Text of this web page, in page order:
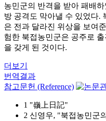
농민군의 반격을 받아 패배
방 공격도 막아낼 수 있었다.
은 전과 달라진 위상을 보여
험한 북접농민군은 공주로
을 갖게 된 것이다.
더보기
번역결과
참고문헌 (Reference)
1 "嶺上日記"
2 신영우, "북접농민군